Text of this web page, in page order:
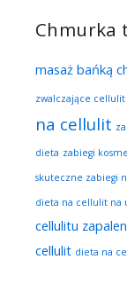
Chmurka
masaż bańką
zwalczające cellulit
na cellulit
dieta zabiegi
skuteczne zabiegi
dieta na cellulit na
cellulitu
cellulit dieta na